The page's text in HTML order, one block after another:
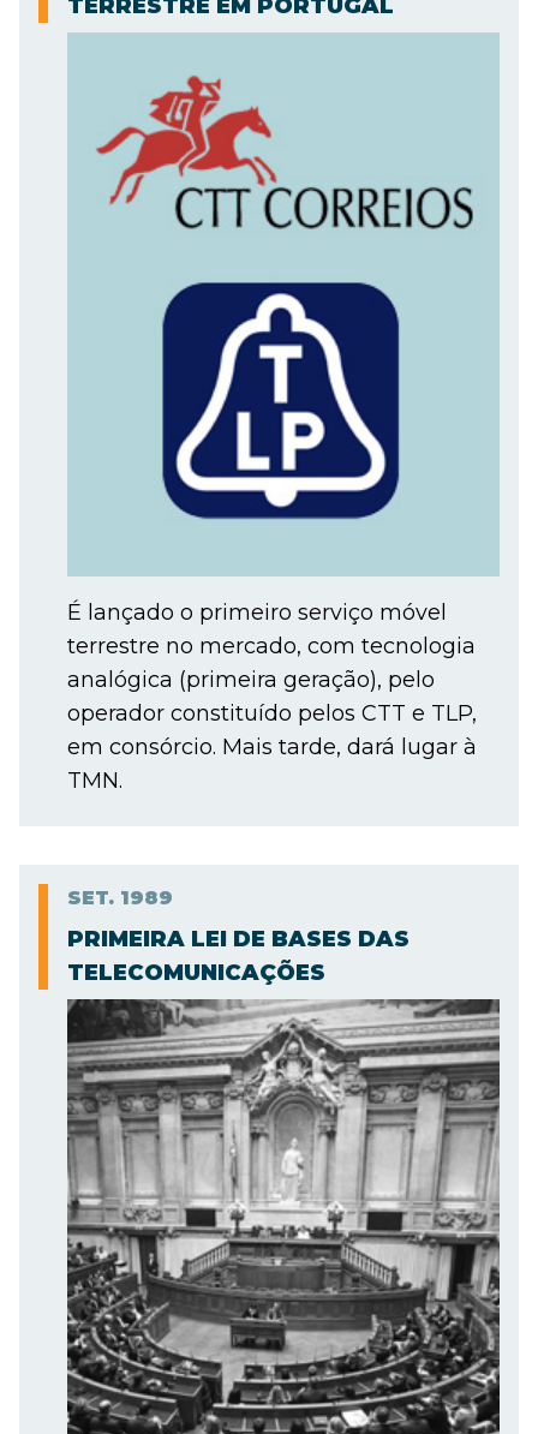
TERRESTRE EM PORTUGAL
É lançado o primeiro serviço móvel
terrestre no mercado, com tecnologia
analógica (primeira geração), pelo
operador constituído pelos CTT e TLP,
em consórcio. Mais tarde, dará lugar à
TMN.
SET. 1989
PRIMEIRA LEI DE BASES DAS
TELECOMUNICAÇÕES